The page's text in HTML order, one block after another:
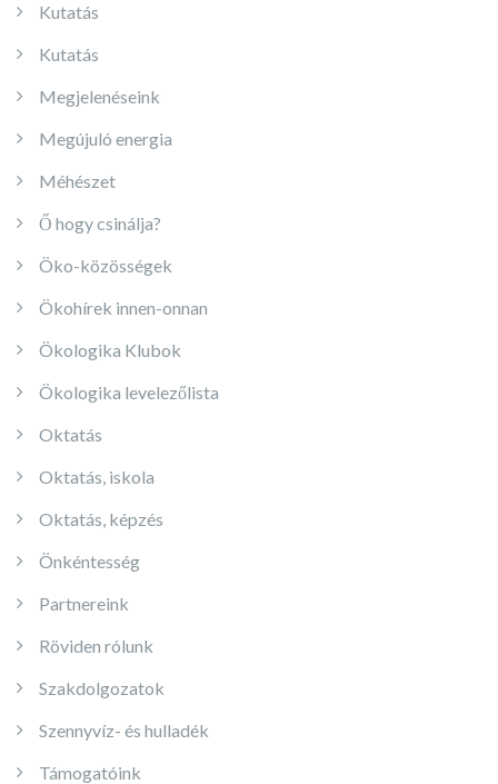
Kutatás
Kutatás
Megjelenéseink
Megújuló energia
Méhészet
Ő hogy csinálja?
Öko-közösségek
Ökohírek innen-onnan
Ökologika Klubok
Ökologika levelezőlista
Oktatás
Oktatás, iskola
Oktatás, képzés
Önkéntesség
Partnereink
Röviden rólunk
Szakdolgozatok
Szennyvíz- és hulladék
Támogatóink